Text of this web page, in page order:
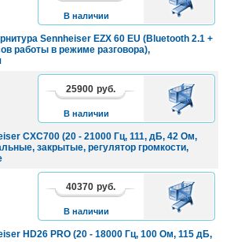
Sennheiser EZX 60 EU (Bluetooth 2.1 +
работы в режиме разговора),
В наличии
КОРЗИНУ
CXC700 (20 - 21000 Гц, 111, дБ, 42 Ом,
закрытые, регулятор громкости,
25900 руб.
В наличии
В
КОРЗИНУ
HD26 PRO (20 - 18000 Гц, 100 Ом, 115 дБ,
40370 руб.
В наличии
В
КОРЗИНУ